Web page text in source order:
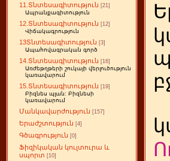
11.Տնտեսագիտություն [21]
Ապրանքագիտություն
12.Տնտեսագիտություն [12]
Վիճակագրություն
13Տնտեսագիտություն [3]
Ապահովագրական գործ
14.Տնտեսագիտություն [16]
Առժեթղթերի շուկայի վերլուծություն
կառավարում
15.Տնտեսագիտություն [19]
Բիզնես պլան: Բիզնեսի
կառավարում
Մանկավարժություն [157]
Երաժշտություն [4]
Գծագրություն [0]
Ֆիզիկական կուլտուրա և
սպորտ [10]